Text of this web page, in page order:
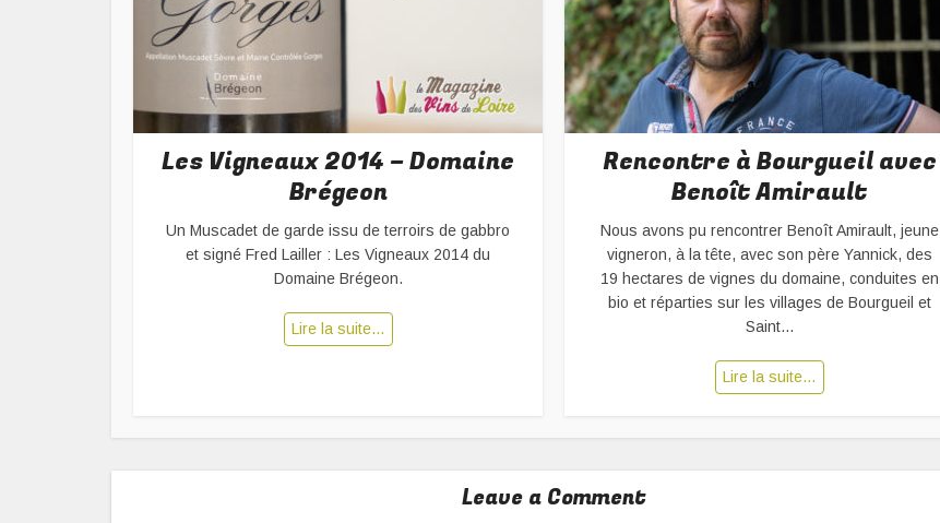
Les Vigneaux 2014 – Domaine
Brégeon
Un Muscadet de garde issu de terroirs de gabbro
et signé Fred Lailler : Les Vigneaux 2014 du
Domaine Brégeon.
Lire la suite…
Rencontre à Bourgueil avec
Benoît Amirault
Nous avons pu rencontrer Benoît Amirault, jeune
vigneron, à la tête, avec son père Yannick, des
19 hectares de vignes du domaine, conduites en
bio et réparties sur les villages de Bourgueil et
Saint...
Lire la suite…
Leave a Comment